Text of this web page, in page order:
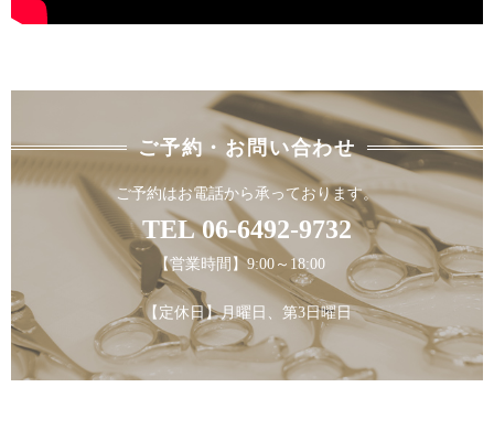
ご予約・お問い合わせ
ご予約はお電話から承っております。
TEL06-6492-9732
【営業時間】9:00～18:00
【定休日】月曜日、第3日曜日